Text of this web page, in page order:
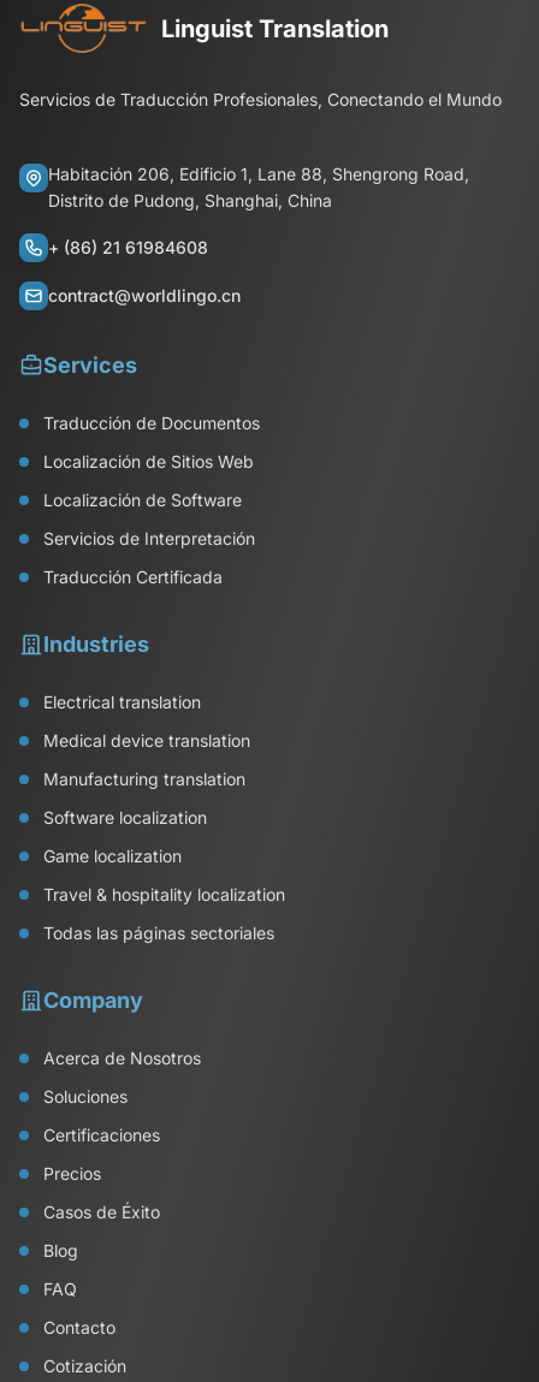
Linguist Translation
Servicios de Traducción Profesionales, Conectando el Mundo
Habitación 206, Edificio 1, Lane 88, Shengrong Road,
Distrito de Pudong, Shanghai, China
+ (86) 21 61984608
contract@worldlingo.cn
Services
Traducción de Documentos
Localización de Sitios Web
Localización de Software
Servicios de Interpretación
Traducción Certificada
Industries
Electrical translation
Medical device translation
Manufacturing translation
Software localization
Game localization
Travel & hospitality localization
Todas las páginas sectoriales
Company
Acerca de Nosotros
Soluciones
Certificaciones
Precios
Casos de Éxito
Blog
FAQ
Contacto
Cotización